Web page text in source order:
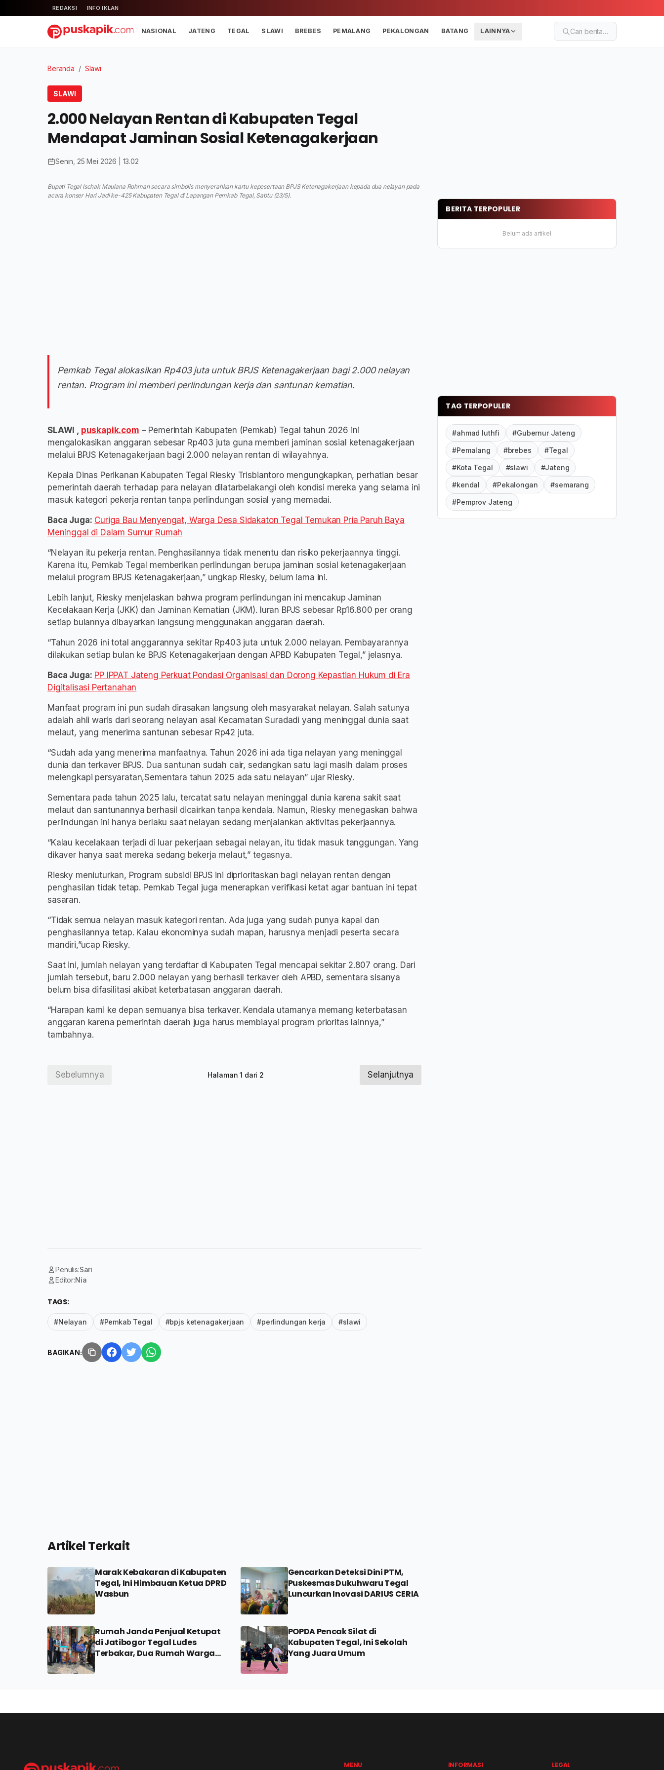
REDAKSI INFO IKLAN
NASIONAL JATENG TEGAL SLAWI BREBES PEMALANG PEKALONGAN BATANG LAINNYA Cari berita…
Beranda / Slawi
SLAWI
2.000 Nelayan Rentan di Kabupaten Tegal
Mendapat Jaminan Sosial Ketenagakerjaan
Senin, 25 Mei 2026 | 13.02
Bupati Tegal Ischak Maulana Rohman secara simbolis menyerahkan kartu kepesertaan BPJS Ketenagakerjaan kepada dua nelayan pada
acara konser Hari Jadi ke-425 Kabupaten Tegal di Lapangan Pemkab Tegal, Sabtu (23/5).
Pemkab Tegal alokasikan Rp403 juta untuk BPJS Ketenagakerjaan bagi 2.000 nelayan
rentan. Program ini memberi perlindungan kerja dan santunan kematian.
SLAWI , puskapik.com – Pemerintah Kabupaten (Pemkab) Tegal tahun 2026 ini
mengalokasikan anggaran sebesar Rp403 juta guna memberi jaminan sosial ketenagakerjaan
melalui BPJS Ketenagakerjaan bagi 2.000 nelayan rentan di wilayahnya.
Kepala Dinas Perikanan Kabupaten Tegal Riesky Trisbiantoro mengungkapkan, perhatian besar
pemerintah daerah terhadap para nelayan dilatarbelakangi oleh kondisi mereka yang selama ini
masuk kategori pekerja rentan tanpa perlindungan sosial yang memadai.
Baca Juga: Curiga Bau Menyengat, Warga Desa Sidakaton Tegal Temukan Pria Paruh Baya
Meninggal di Dalam Sumur Rumah
“Nelayan itu pekerja rentan. Penghasilannya tidak menentu dan risiko pekerjaannya tinggi.
Karena itu, Pemkab Tegal memberikan perlindungan berupa jaminan sosial ketenagakerjaan
melalui program BPJS Ketenagakerjaan,” ungkap Riesky, belum lama ini.
Lebih lanjut, Riesky menjelaskan bahwa program perlindungan ini mencakup Jaminan
Kecelakaan Kerja (JKK) dan Jaminan Kematian (JKM). Iuran BPJS sebesar Rp16.800 per orang
setiap bulannya dibayarkan langsung menggunakan anggaran daerah.
“Tahun 2026 ini total anggarannya sekitar Rp403 juta untuk 2.000 nelayan. Pembayarannya
dilakukan setiap bulan ke BPJS Ketenagakerjaan dengan APBD Kabupaten Tegal,” jelasnya.
Baca Juga: PP IPPAT Jateng Perkuat Pondasi Organisasi dan Dorong Kepastian Hukum di Era
Digitalisasi Pertanahan
Manfaat program ini pun sudah dirasakan langsung oleh masyarakat nelayan. Salah satunya
adalah ahli waris dari seorang nelayan asal Kecamatan Suradadi yang meninggal dunia saat
melaut, yang menerima santunan sebesar Rp42 juta.
“Sudah ada yang menerima manfaatnya. Tahun 2026 ini ada tiga nelayan yang meninggal
dunia dan terkaver BPJS. Dua santunan sudah cair, sedangkan satu lagi masih dalam proses
melengkapi persyaratan,Sementara tahun 2025 ada satu nelayan” ujar Riesky.
Sementara pada tahun 2025 lalu, tercatat satu nelayan meninggal dunia karena sakit saat
melaut dan santunannya berhasil dicairkan tanpa kendala. Namun, Riesky menegaskan bahwa
perlindungan ini hanya berlaku saat nelayan sedang menjalankan aktivitas pekerjaannya.
“Kalau kecelakaan terjadi di luar pekerjaan sebagai nelayan, itu tidak masuk tanggungan. Yang
dikaver hanya saat mereka sedang bekerja melaut,” tegasnya.
Riesky meniuturkan, Program subsidi BPJS ini diprioritaskan bagi nelayan rentan dengan
penghasilan tidak tetap. Pemkab Tegal juga menerapkan verifikasi ketat agar bantuan ini tepat
sasaran.
“Tidak semua nelayan masuk kategori rentan. Ada juga yang sudah punya kapal dan
penghasilannya tetap. Kalau ekonominya sudah mapan, harusnya menjadi peserta secara
mandiri,”ucap Riesky.
Saat ini, jumlah nelayan yang terdaftar di Kabupaten Tegal mencapai sekitar 2.807 orang. Dari
jumlah tersebut, baru 2.000 nelayan yang berhasil terkaver oleh APBD, sementara sisanya
belum bisa difasilitasi akibat keterbatasan anggaran daerah.
“Harapan kami ke depan semuanya bisa terkaver. Kendala utamanya memang keterbatasan
anggaran karena pemerintah daerah juga harus membiayai program prioritas lainnya,”
tambahnya.
Sebelumnya Halaman 1 dari 2 Selanjutnya
Penulis:Sari
Editor:Nia
TAGS:
#Nelayan #Pemkab Tegal #bpjs ketenagakerjaan #perlindungan kerja #slawi
BAGIKAN:
Artikel Terkait
Marak Kebakaran di Kabupaten
Tegal, Ini Himbauan Ketua DPRD
Wasbun
Gencarkan Deteksi Dini PTM,
Puskesmas Dukuhwaru Tegal
Luncurkan Inovasi DARIUS CERIA
Rumah Janda Penjual Ketupat
di Jatibogor Tegal Ludes
Terbakar, Dua Rumah Warga
POPDA Pencak Silat di
Kabupaten Tegal, Ini Sekolah
Yang Juara Umum
BERITA TERPOPULER
Belum ada artikel
TAG TERPOPULER
#ahmad luthfi #Gubernur Jateng
#Pemalang #brebes #Tegal
#Kota Tegal #slawi #Jateng
#kendal #Pekalongan #semarang
#Pemprov Jateng
MENU INFORMASI LEGAL